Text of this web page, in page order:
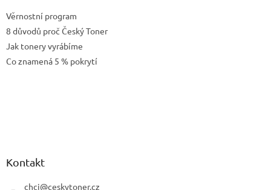
Věrnostní program
8 důvodů proč Český Toner
Jak tonery vyrábíme
Co znamená 5 % pokrytí
Kontakt
chci@ceskytoner.cz